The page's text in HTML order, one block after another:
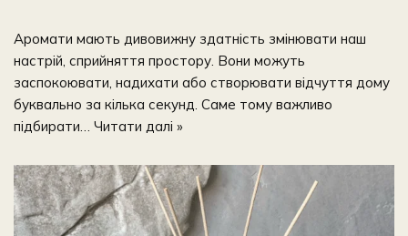
Аромати мають дивовижну здатність змінювати наш
настрій, сприйняття простору. Вони можуть
заспокоювати, надихати або створювати відчуття дому
буквально за кілька секунд. Саме тому важливо
підбирати… Читати далі »